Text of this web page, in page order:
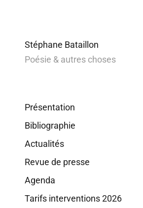
Stéphane Bataillon
Poésie & autres choses
Présentation
Bibliographie
Actualités
Revue de presse
Agenda
Tarifs interventions 2026